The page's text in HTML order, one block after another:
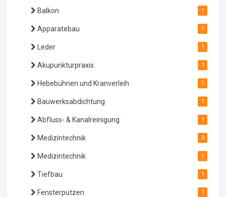
Balkon 1
Apparatebau 1
Leder 1
Akupunkturpraxis 1
Hebebühnen und Kranverleih 1
Bauwerksabdichtung 1
Abfluss- & Kanalreinigung 1
Medizintechnik 0
Medizintechnik 1
Tiefbau 1
Fensterputzen 1